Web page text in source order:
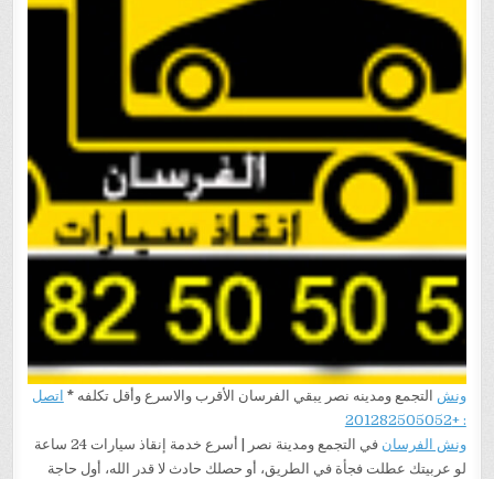
ونش التجمع ومدينه نصر يبقي الفرسان الأقرب والاسرع وأقل تكلفه* اتصل
: +201282505052
ونش الفرسان في التجمع ومدينة نصر | أسرع خدمة إنقاذ سيارات 24 ساعة
لو عربيتك عطلت فجأة في الطريق، أو حصلك حادث لا قدر الله، أول حاجة